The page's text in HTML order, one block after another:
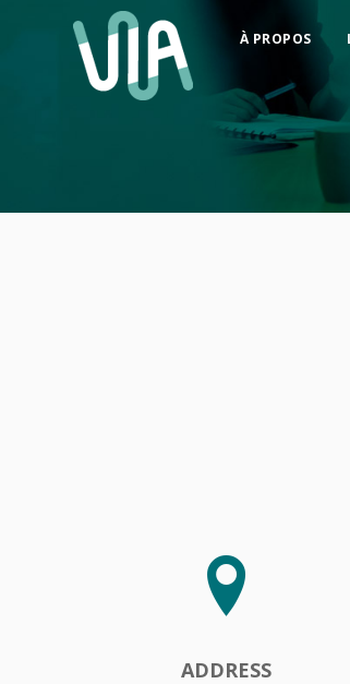
À PROPOS
ADDRESS